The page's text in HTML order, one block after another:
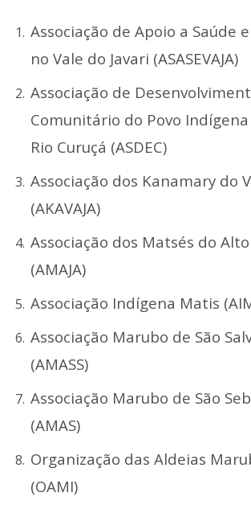
Associação de Apoio a Saúde
no Vale do Javari (ASASEVAJA)
Associação de
Comunitário do Povo
Rio Curuçá (ASDEC)
Associação dos Kanamary do
(AKAVAJA)
Associação dos Matsés do
(AMAJA)
Associação Indígena Matis
Associação Marubo de São
(AMASS)
Associação Marubo de São
(AMAS)
Organização das Aldeias
(OAMI)